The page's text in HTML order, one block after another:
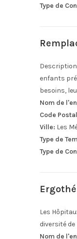
Type de
enfants
besoins,
Nom de
Code
Ville: Les
Type de
Type de
Les
diversité de
Nom de